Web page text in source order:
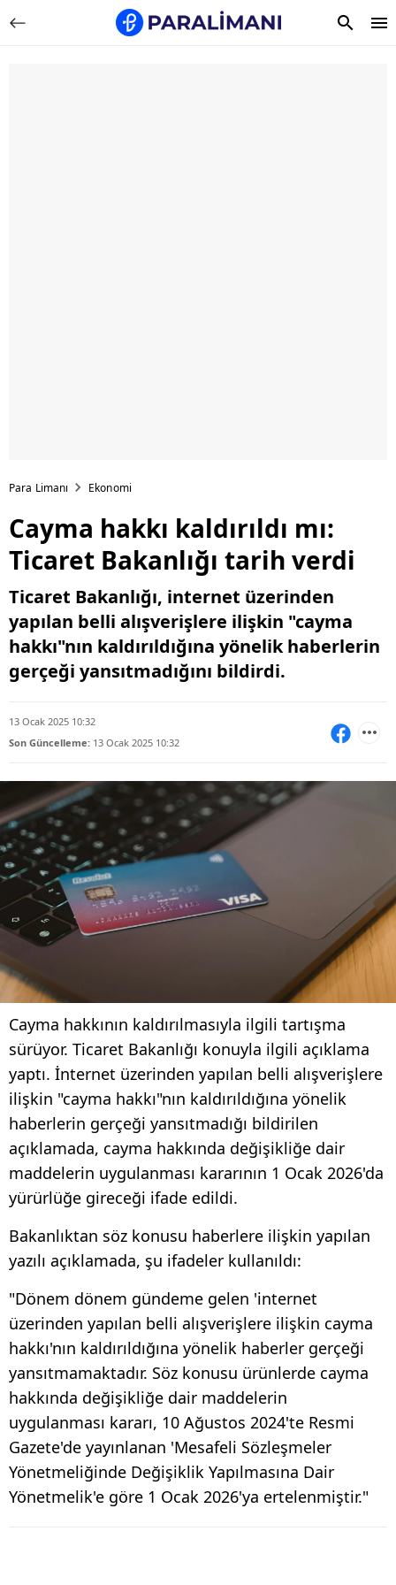
Para Limanı Ekonomi
Cayma hakkı kaldırıldı mı:
Ticaret Bakanlığı tarih verdi
Ticaret Bakanlığı, internet üzerinden
yapılan belli alışverişlere ilişkin "cayma
hakkı"nın kaldırıldığına yönelik haberlerin
gerçeği yansıtmadığını bildirdi.
13 Ocak 2025 10:32
Son Güncelleme: 13 Ocak 2025 10:32
Cayma hakkının kaldırılmasıyla ilgili tartışma
sürüyor. Ticaret Bakanlığı konuyla ilgili açıklama
yaptı. İnternet üzerinden yapılan belli alışverişlere
ilişkin "cayma hakkı"nın kaldırıldığına yönelik
haberlerin gerçeği yansıtmadığı bildirilen
açıklamada, cayma hakkında değişikliğe dair
maddelerin uygulanması kararının 1 Ocak 2026'da
yürürlüğe gireceği ifade edildi.
Bakanlıktan söz konusu haberlere ilişkin yapılan
yazılı açıklamada, şu ifadeler kullanıldı:
"Dönem dönem gündeme gelen 'internet
üzerinden yapılan belli alışverişlere ilişkin cayma
hakkı'nın kaldırıldığına yönelik haberler gerçeği
yansıtmamaktadır. Söz konusu ürünlerde cayma
hakkında değişikliğe dair maddelerin
uygulanması kararı, 10 Ağustos 2024'te Resmi
Gazete'de yayınlanan 'Mesafeli Sözleşmeler
Yönetmeliğinde Değişiklik Yapılmasına Dair
Yönetmelik'e göre 1 Ocak 2026'ya ertelenmiştir."